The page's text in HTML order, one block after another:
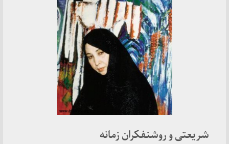
شریعتی و روشنفکران زمانه